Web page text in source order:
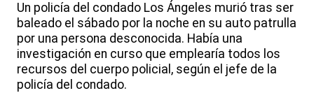
Un policía del condado Los Ángeles murió tras ser
baleado el sábado por la noche en su auto patrulla
por una persona desconocida. Había una
investigación en curso que emplearía todos los
recursos del cuerpo policial, según el jefe de la
policía del condado.